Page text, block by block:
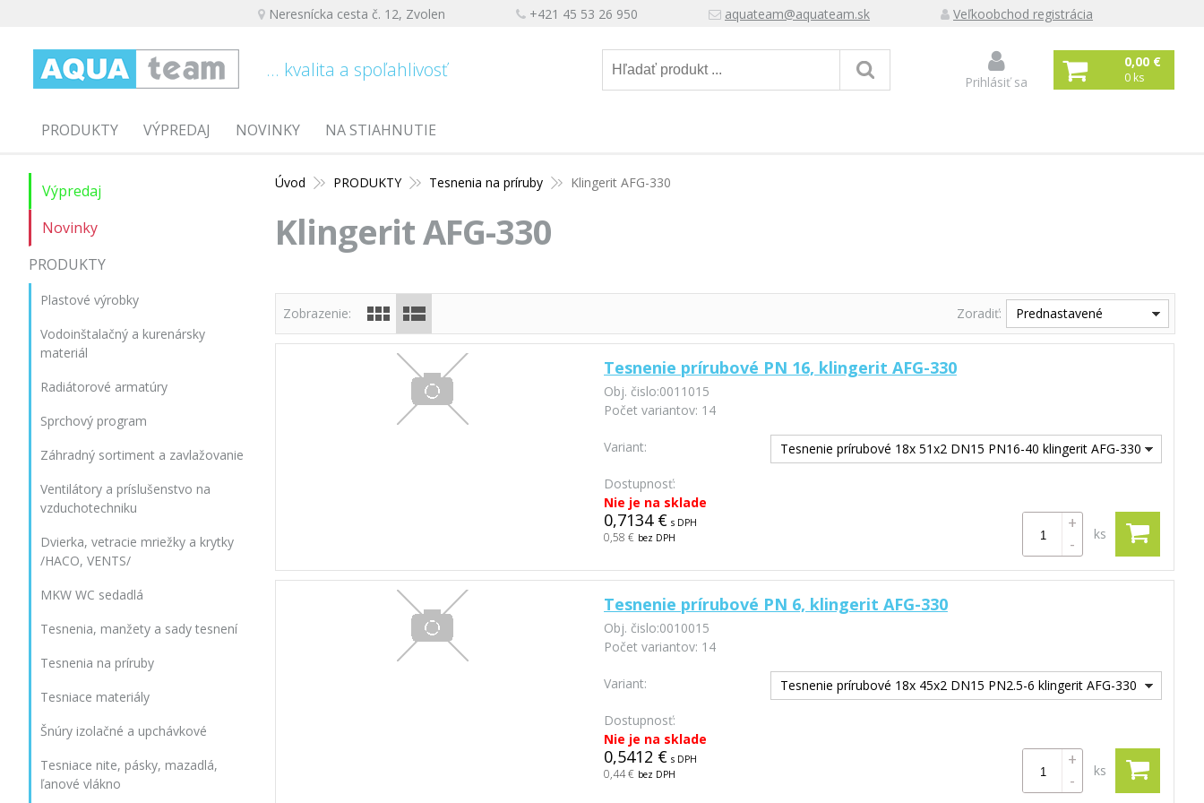
... kvalita a spoľahlivosť
Neresnícka cesta č. 12, Zvolen +421 45 53 26 950 aquateam@aquateam.sk Veľkoobchod registrácia
Prihlásiť sa
0,00 €
0 ks
PRODUKTY NOVINKY
VÝPREDAJ NA STIAHNUTIE
Úvod PRODUKTY Tesnenia na príruby Klingerit AFG-330
Klingerit AFG-330
Zobrazenie: Zoradiť: Prednastavené
Tesnenie prírubové PN 16, klingerit AFG-330
Obj. čislo:0011015
Počet variantov: 14
Variant: Tesnenie prírubové 18x 51x2 DN15 PN16-40 klingerit AFG-330
Dostupnosť:
Nie je na sklade
0,7134 € s DPH
0,58 € bez DPH ks
+
-
Tesnenie prírubové PN 6, klingerit AFG-330
Obj. čislo:0010015
Počet variantov: 14
Variant: Tesnenie prírubové 18x 45x2 DN15 PN2.5-6 klingerit AFG-330
Dostupnosť:
Nie je na sklade
0,5412 € s DPH
0,44 € bez DPH ks
+
-
Novinky
Výpredaj
PRODUKTY
Plastové výrobky
Vodoinštalačný a kurenársky
materiál
Radiátorové armatúry
Sprchový program
Záhradný sortiment a zavlažovanie
Ventilátory a príslušenstvo na
vzduchotechniku
Dvierka, vetracie mriežky a krytky
/HACO, VENTS/
MKW WC sedadlá
Tesnenia, manžety a sady tesnení
Tesnenia na príruby
Tesniace materiály
Šnúry izolačné a upchávkové
Tesniace nite, pásky, mazadlá,
ľanové vlákno